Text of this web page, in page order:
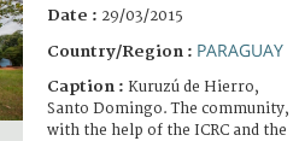
Date : 29/03/2015
Country/Region : PARAGUAY
Caption : Kuruzú de Hierro,
Santo Domingo. The community,
with the help of the ICRC and the